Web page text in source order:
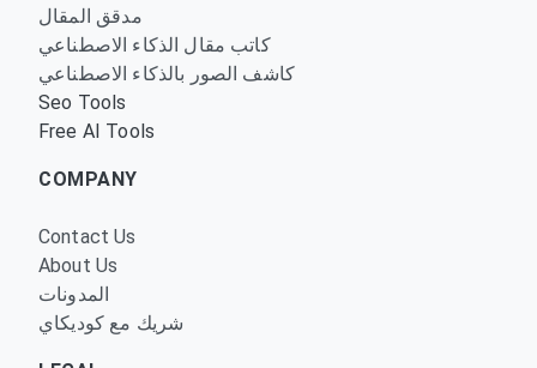
مدقق المقال
كاتب مقال الذكاء الاصطناعي
كاشف الصور بالذكاء الاصطناعي
Seo Tools
Free AI Tools
COMPANY
Contact Us
About Us
المدونات
شريك مع كوديكاي